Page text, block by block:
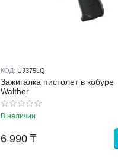
КОД: UJ375LQ
Зажигалка пистолет в кобуре
Walther
В наличии
6 990 ₸